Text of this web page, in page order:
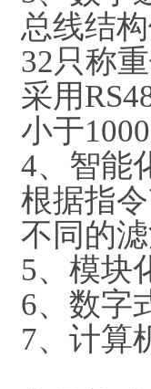
总线结
32只称
采用
小于
4、智能
根据指
不同的
5、模块
6、数字
7、计算